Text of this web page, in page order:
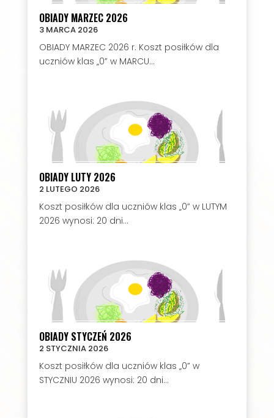
OBIADY MARZEC 2026
3 MARCA 2026
OBIADY MARZEC 2026 r. Koszt posiłków dla
uczniów klas „0” w MARCU...
OBIADY LUTY 2026
2 LUTEGO 2026
Koszt posiłków dla uczniów klas „0” w LUTYM
2026 wynosi: 20 dni...
OBIADY STYCZEŃ 2026
2 STYCZNIA 2026
Koszt posiłków dla uczniów klas „0” w
STYCZNIU 2026 wynosi: 20 dni...